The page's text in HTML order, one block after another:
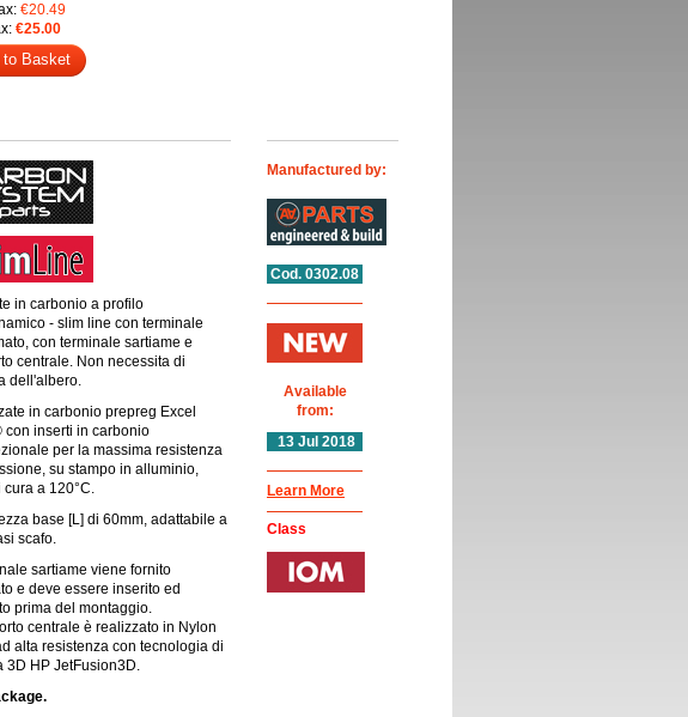
€20.49
€25.00
to Basket
in carbonio a profilo
- slim line con terminale
con terminale sartiame e
centrale. Non necessita di
dell'albero.
in carbonio prepreg Excel
con inserti in carbonio
per la massima resistenza
su stampo in alluminio,
cura a 120°C.
base [L] di 60mm, adattabile a
scafo.
sartiame viene fornito
e deve essere inserito ed
prima del montaggio.
centrale è realizzato in Nylon
alta resistenza con tecnologia di
3D HP JetFusion3D.
Manufactured by:
Cod. 0302.08
Available
from:
13 Jul 2018
Learn More
Class